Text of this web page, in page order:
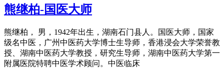
熊继柏-国医大师
熊继柏， 男，1942年出生，湖南石门县人。国医大师，国家
级名中医，广州中医药大学博士生导师，香港浸会大学荣誉教
授、湖南中医药大学教授，研究生导师，湖南中医药大学第一
附属医院特聘中医学术顾问。中医临床